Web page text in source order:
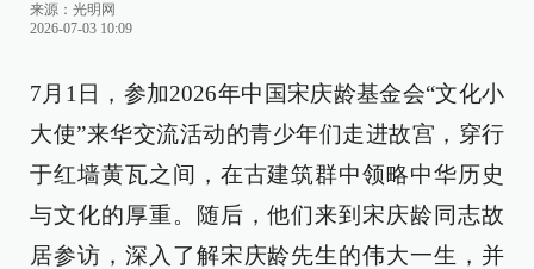
来源： 光明网
2026-07-03 10:09
7月1日，参加2026年中国宋庆龄基金会“文化小
大使”来华交流活动的青少年们走进故宫，穿行
于红墙黄瓦之间，在古建筑群中领略中华历史
与文化的厚重。随后，他们来到宋庆龄同志故
居参访，深入了解宋庆龄先生的伟大一生，并